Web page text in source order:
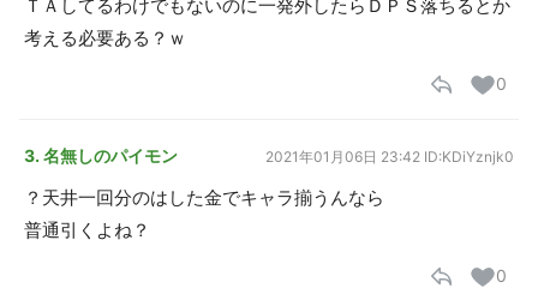
ＴＡしてるわけでもないのに一発外したらＤＰＳ落ちるとか
考える必要ある？ｗ
0
3. 名無しのパイモン 2021年01月06日 23:42 ID:KDiYznjk0
？天井一回分のはした金でキャラ揃うんなら
普通引くよね？
0